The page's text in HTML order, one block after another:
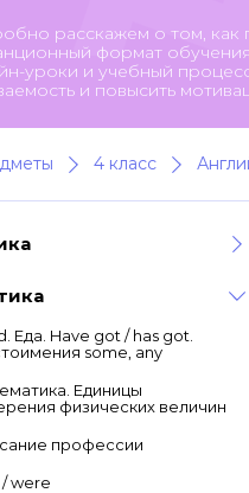
расскажем о том, как
формат
уроки и учебный
и повысить
4 класс
Еда. Have got / has got.
some, any
Единицы
физических величин
профессии
/ were